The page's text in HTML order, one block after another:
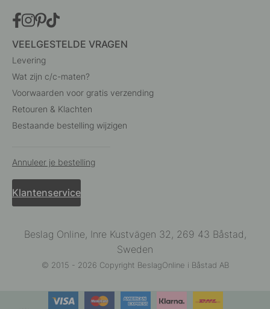
VEELGESTELDE VRAGEN
Levering
Wat zijn c/c-maten?
Voorwaarden voor gratis verzending
Retouren & Klachten
Bestaande bestelling wijzigen
Annuleer je bestelling
Klantenservice
Beslag Online, Inre Kustvägen 32, 269 43 Båstad,
Sweden
© 2015 - 2026 Copyright BeslagOnline i Båstad AB